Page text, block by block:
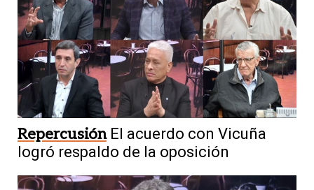
Repercusión El acuerdo con Vicuña
logró respaldo de la oposición